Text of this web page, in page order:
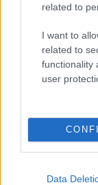
related to
I want to
related to
functionality
user
Data